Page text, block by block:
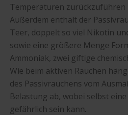
Temperaturen zurückzuführen
Außerdem enthält der
Teer, doppelt so viel Nikotin
sowie eine größere Menge
Ammoniak, zwei giftige
Wie beim aktiven Rauchen
des Passivrauchens vom
Belastung ab, wobei selbst
gefährlich sein kann.